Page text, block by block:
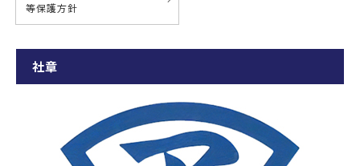
等保護方針
社章